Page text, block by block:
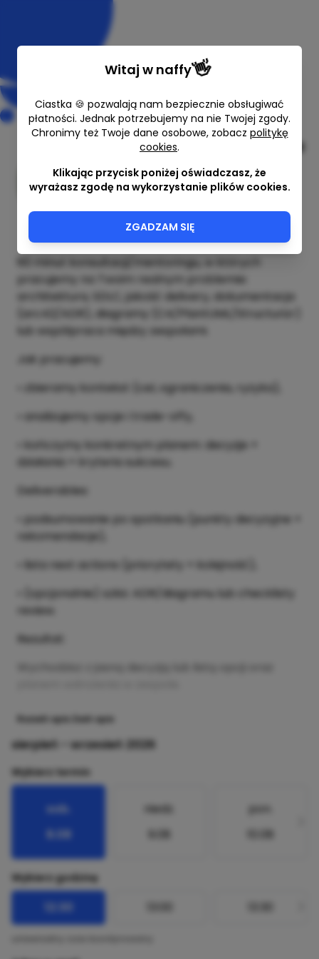
SDLC & Architecture Mentoring
Arkadiusz Wróbel
1200,00 zł
60 minut konsultacji/mentoringu, w których
pracujemy na Twoim realnym problemie:
architektura, SDLC, jakość delivery, dokumentacja
(arc42/ADR), diagramy (C4/PlantUML/Structurizr)
lub współpraca między zespołami.
Jak pracujemy:
• zbieramy kontekst (cel, ograniczenia, ryzyka),
• analizujemy opcje i trade-offy,
• kończymy konkretnym planem: decyzje +
działania + kryteria sukcesu.
Deliverables:
• podsumowanie po spotkaniu (punkty decyzyjne +
rekomendacje),
• lista next actions (priorytety + kolejność),
• (opcjonalnie) szkic ADR/diagramu lub checklisty
review.
Rezultat:
Rozwiń opis Zwiń opis
sierpień - wrzesień 2026
Wybierz termin
sob.
8.08
niedz.
pon.
Wybierz godzinę
Witaj w naffy👋
Ciastka 🍪 pozwalają nam bezpiecznie obsługiwać
płatności. Jednak potrzebujemy na nie Twojej zgody.
Chronimy też Twoje dane osobowe, zobacz politykę
cookies.
Klikając przycisk poniżej oświadczasz, że
wyrażasz zgodę na wykorzystanie plików cookies.
ZGADZAM SIĘ